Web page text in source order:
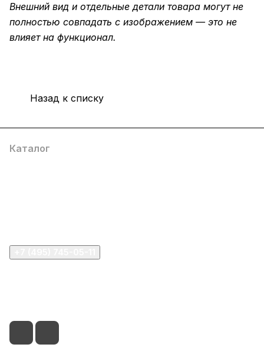
Внешний вид и отдельные детали товара могут не
полностью совпадать с изображением — это не
влияет на функционал.
Назад к списку
Каталог